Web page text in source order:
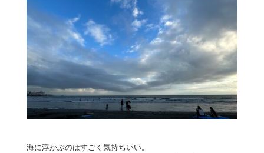
海に浮かぶのはすごく気持ちいい。